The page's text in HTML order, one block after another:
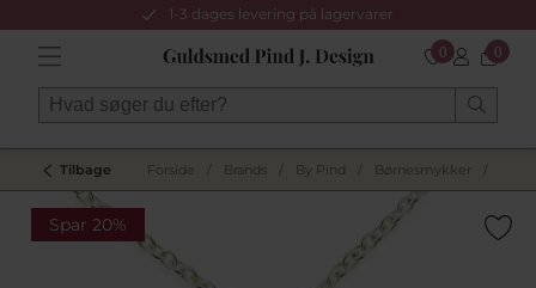
1-3 dages levering på lagervarer
0 0
Tilbage Forside Brands By Pind Børnesmykker
Spar 20%